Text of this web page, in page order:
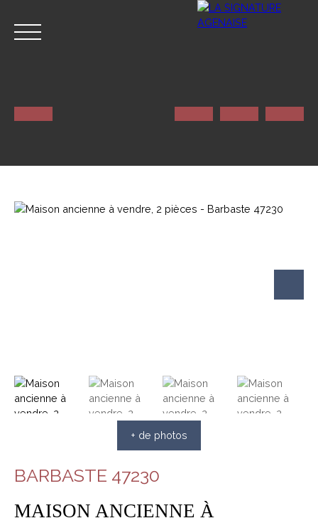
Estimation
+ de photos
BARBASTE 47230
MAISON ANCIENNE À